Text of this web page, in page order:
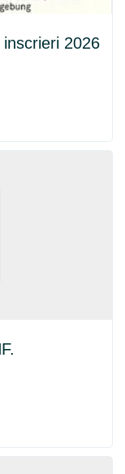
2026